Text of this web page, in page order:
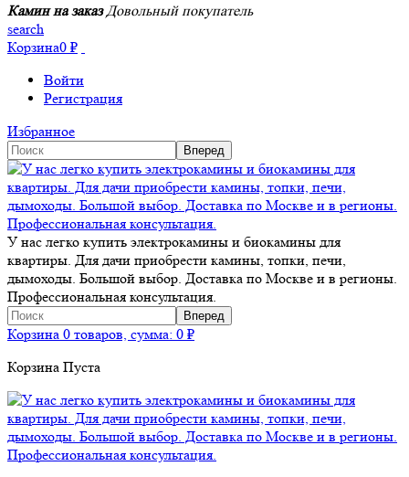
Камин на заказ Довольный покупатель
search
Корзина0 ₽
Войти
Регистрация
Избранное
У нас легко купить электрокамины и биокамины для
квартиры. Для дачи приобрести камины, топки, печи,
дымоходы. Большой выбор. Доставка по Москве и в регионы.
Профессиональная консультация.
Корзина 0 товаров, сумма: 0 ₽
Корзина Пуста